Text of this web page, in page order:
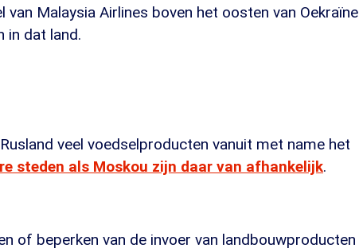
Malaysia Airlines boven het oosten van Oekraïne
in dat land.
veel voedselproducten vanuit met name het
steden als Moskou zijn daar van afhankelijk.
of beperken van de invoer van landbouwproducten